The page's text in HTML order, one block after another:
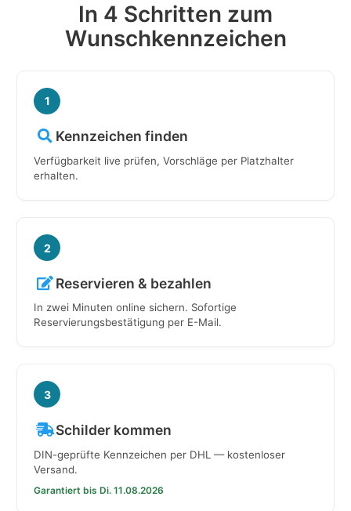
In 4 Schritten zum
Wunschkennzeichen
1
Kennzeichen finden
Verfügbarkeit live prüfen, Vorschläge per Platzhalter
erhalten.
2
Reservieren & bezahlen
In zwei Minuten online sichern. Sofortige
Reservierungsbestätigung per E-Mail.
3
Schilder kommen
DIN-geprüfte Kennzeichen per DHL — kostenloser
Versand.
Garantiert bis Di. 11.08.2026